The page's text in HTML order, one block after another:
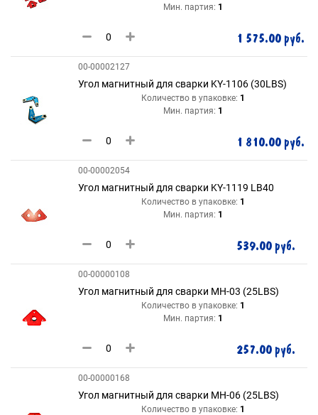
Мин. партия: 1
1 575.00 руб.
00-00002127
Угол магнитный для сварки KY-1106 (30LBS)
Количество в упаковке: 1
Мин. партия: 1
1 810.00 руб.
00-00002054
Угол магнитный для сварки KY-1119 LB40
Количество в упаковке: 1
Мин. партия: 1
539.00 руб.
00-00000108
Угол магнитный для сварки MH-03 (25LBS)
Количество в упаковке: 1
Мин. партия: 1
257.00 руб.
00-00000168
Угол магнитный для сварки MH-06 (25LBS)
Количество в упаковке: 1